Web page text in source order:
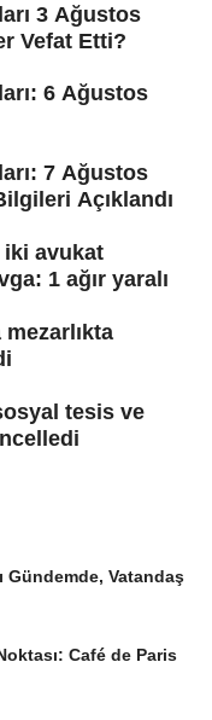
3 Ağustos
Vefat Etti?
6 Ağustos
7 Ağustos
Açıklandı
avukat
1 ağır yaralı
tesis ve
Gündemde, Vatandaş
Café de Paris